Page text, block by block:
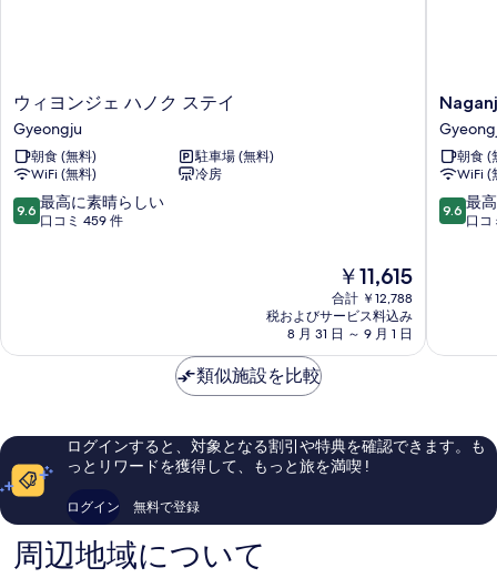
す
べ
て
の
写
す
詳
ウ
ィ
ヨ
ン
ジ
ェ
ハ
ウィヨンジェ ハノク ステイ
Gyeongju
朝食 (無料)
駐車場 (無料)
WiFi (無料)
冷房
10
段
素
い、
口
コ
ミ
459
件
件
9.6 最高に素晴らしい
口コミ 459 件
現
在
の
料
金
￥11,615
合計 ￥12,788
税およびサービス料込み
8 月 31 日 ～ 9 月 1 日
朝食 (
WiFi (
10
段
素
い、
口
9.6 最
口コ
類似施設を比較
ログインすると、対象となる割引や特典を確認できます。も
っとリワードを獲得して、もっと旅を満喫 !
ログイン 無料で登録
周辺地域について